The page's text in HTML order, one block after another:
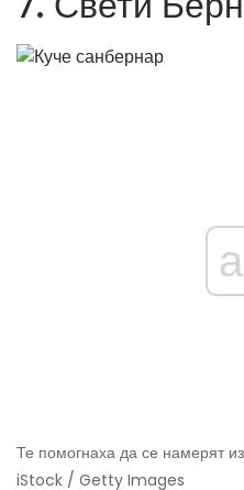
Те помогнаха да се намерят
iStock / Getty Images